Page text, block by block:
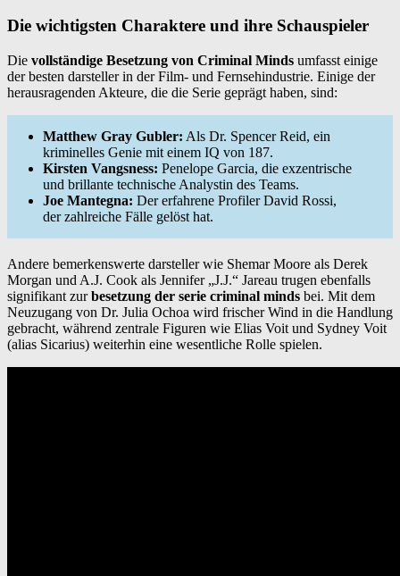
Die wichtigsten Charaktere und ihre Schauspieler
Die vollständige Besetzung von Criminal Minds umfasst einige
der besten darsteller in der Film- und Fernsehindustrie. Einige der
herausragenden Akteure, die die Serie geprägt haben, sind:
Matthew Gray Gubler: Als Dr. Spencer Reid, ein
kriminelles Genie mit einem IQ von 187.
Kirsten Vangsness: Penelope Garcia, die exzentrische
und brillante technische Analystin des Teams.
Joe Mantegna: Der erfahrene Profiler David Rossi,
der zahlreiche Fälle gelöst hat.
Andere bemerkenswerte darsteller wie Shemar Moore als Derek
Morgan und A.J. Cook als Jennifer „J.J.“ Jareau trugen ebenfalls
signifikant zurbesetzung der serie criminal minds bei. Mit dem
Neuzugang von Dr. Julia Ochoa wird frischer Wind in die Handlung
gebracht, während zentrale Figuren wie Elias Voit und Sydney Voit
(alias Sicarius) weiterhin eine wesentliche Rolle spielen.